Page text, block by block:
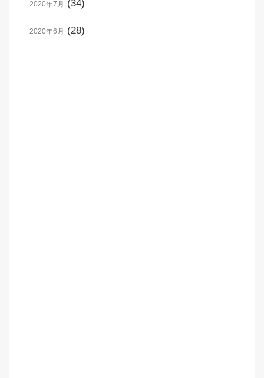
2020年7月 (34)
2020年6月 (28)